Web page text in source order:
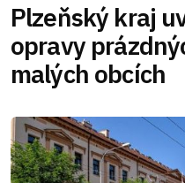
Plzeňský kraj
opravy
malých obcích